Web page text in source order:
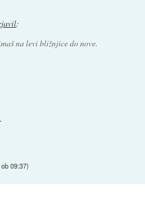
:
na levi bližnjice do nove.
09:37)